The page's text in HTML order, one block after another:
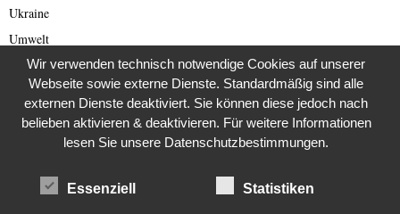
Ukraine
Umwelt
Umweltschutz
Uncategorisiert
Ungarn Presse
Unkategorisiert
Wir verwenden technisch notwendige Cookies auf unserer
Webseite sowie externe Dienste. Standardmäßig sind alle
externen Dienste deaktiviert. Sie können diese jedoch nach
belieben aktivieren & deaktivieren. Für weitere Informationen
lesen Sie unsere Datenschutzbestimmungen.
Essenziell Statistiken